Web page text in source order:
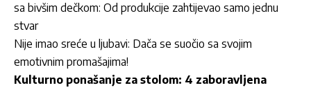
sa bivšim dečkom: Od produkcije zahtijevao samo jednu
stvar
Nije imao sreće u ljubavi: Dača se suočio sa svojim
emotivnim promašajima!
Kulturno ponašanje za stolom: 4 zaboravljena